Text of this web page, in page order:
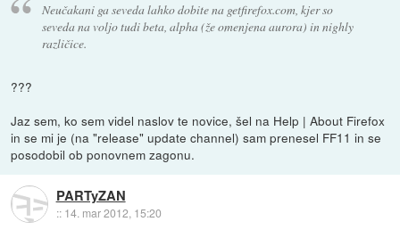
Neučakani ga seveda lahko dobite na getfirefox.com, kjer so
seveda na voljo tudi beta, alpha (že omenjena aurora) in nighly
različice.
???
Jaz sem, ko sem videl naslov te novice, šel na Help | About Firefox
in se mi je (na "release" update channel) sam prenesel FF11 in se
posodobil ob ponovnem zagonu.
PARTyZAN
:: 14. mar 2012, 15:20